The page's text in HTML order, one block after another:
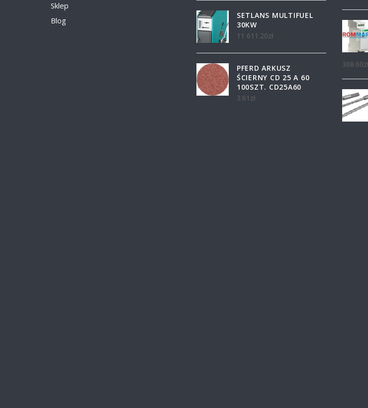
Sklep
Blog
SETLANS MULTIFUEL
30KW
11 611.20zł
PFERD ARKUSZ
ŚCIERNY CD 25 A 60
100SZT. CD25A60
3.61 zł
368.60zł